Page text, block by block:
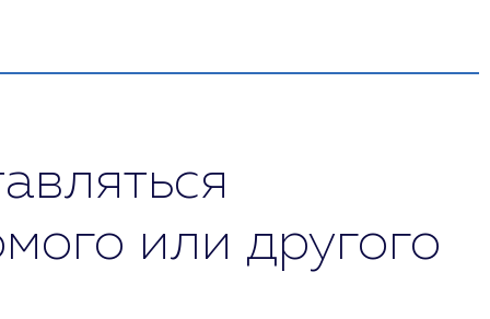
помощь, узнать предварительный
и нейропсихологическое обследование,
препараты.
или другого